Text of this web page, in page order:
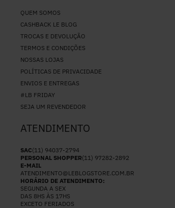
QUEM SOMOS
CASHBACK LE BLOG
TROCAS E DEVOLUÇÃO
TERMOS E CONDIÇÕES
NOSSAS LOJAS
POLÍTICAS DE PRIVACIDADE
ENVIOS E ENTREGAS
#LB FRIDAY
SEJA UM REVENDEDOR
ATENDIMENTO
SAC(11) 94037-2794
PERSONAL SHOPPER(11) 97282-2892
E-MAIL
ATENDIMENTO@LEBLOGSTORE.COM.BR
HORÁRIO DE ATENDIMENTO:
SEGUNDA A SEX
DAS 8HS ÀS 17HS
EXCETO FERIADOS